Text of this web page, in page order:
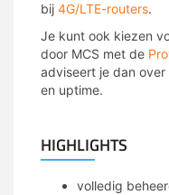
bij 4G/LTE-routers.
Je kunt ook kiezen
door MCS met de
adviseert je dan
en uptime.
HIGHLIGHTS
volledig